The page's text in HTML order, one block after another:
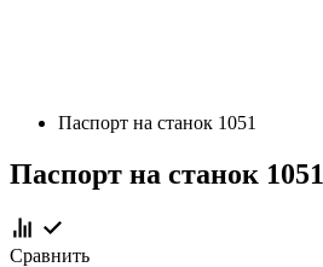
Паспорт на станок 1051
Паспорт на станок 1051
Сравнить